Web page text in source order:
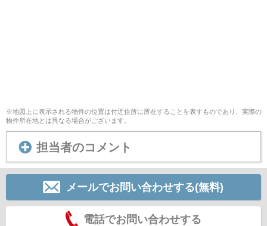
※地図上に表示される物件の位置は付近住所に所在することを表すものであり、実際の
物件所在地とは異なる場合がございます。
担当者のコメント
メールでお問い合わせする(無料)
電話でお問い合わせする